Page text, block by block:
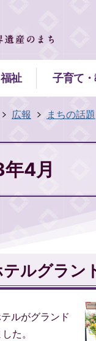
祉 子育て
広報 まちの話題
4月
ルグラン
ルがグランド
た。